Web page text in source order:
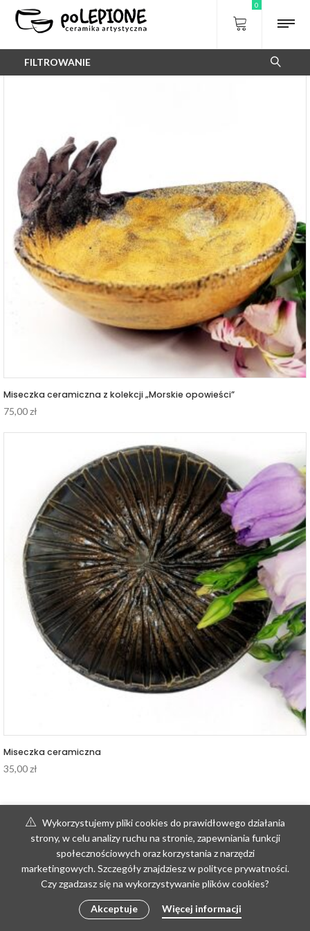
0
FILTROWANIE
Miseczka ceramiczna z kolekcji „Morskie opowieści”
75,00zł
Miseczka ceramiczna
35,00zł
Wykorzystujemy pliki cookies do prawidłowego działania
strony, w celu analizy ruchu na stronie, zapewniania funkcji
społecznościowych oraz korzystania z narzędzi
marketingowych. Szczegóły znajdziesz w polityce prywatności.
Czy zgadzasz się na wykorzystywanie plików cookies?
Akceptuje Więcej informacji